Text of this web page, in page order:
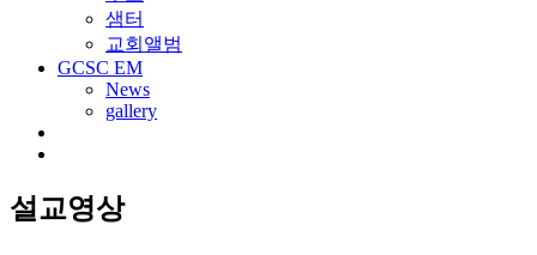
샘터
교회앨범
GCSC EM
News
gallery
설교영상